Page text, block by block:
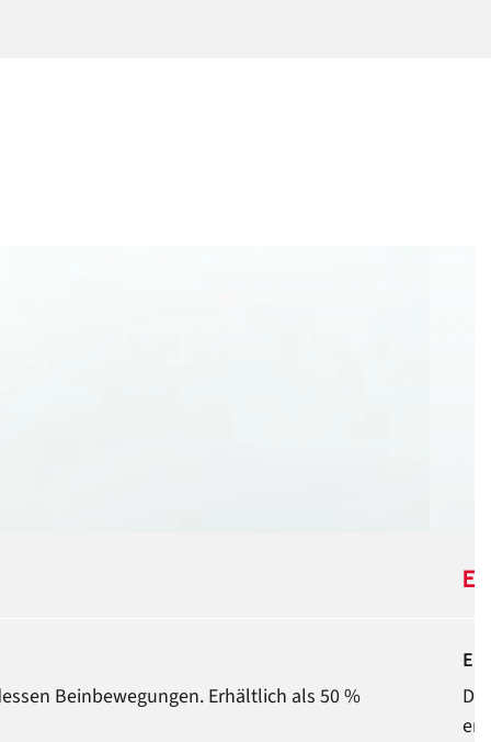
Beinbewegungen. Erhältlich als 50 %